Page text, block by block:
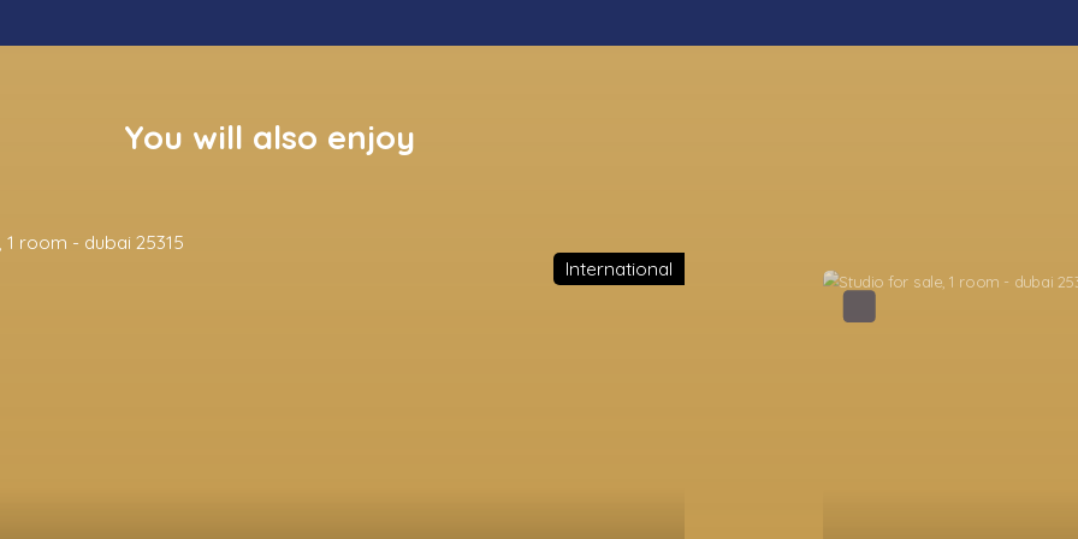
You will also enjoy
International